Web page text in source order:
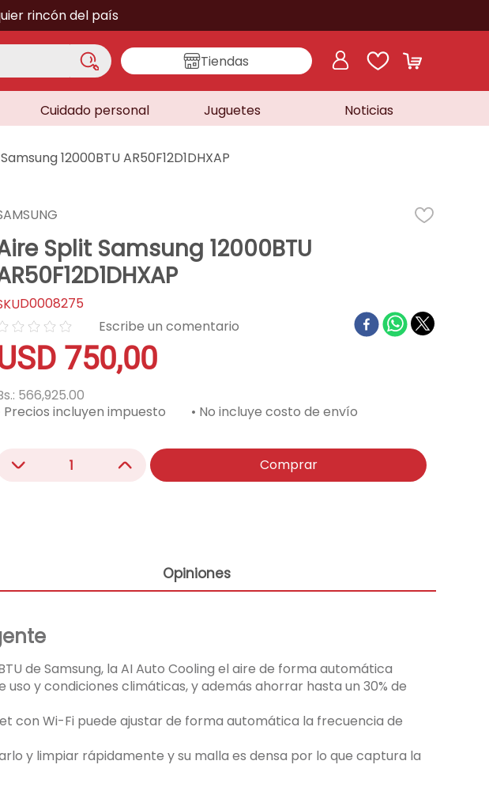
rincón del país
Tiendas
Cuidado personal Juguetes Noticias
12000BTU AR50F12D1DHXAP
Split Samsung 12000BTU
D0008275
☆☆☆☆
750,00
566,925.00
Precios incluyen impuesto
• No incluye costo de envío
＋
－ Comprar
Opiniones
de Samsung, la AI Auto Cooling el aire de forma automática
y condiciones climáticas, y además ahorrar hasta un 30% de
con Wi-Fi puede ajustar de forma automática la frecuencia de
y limpiar rápidamente y su malla es densa por lo que captura la